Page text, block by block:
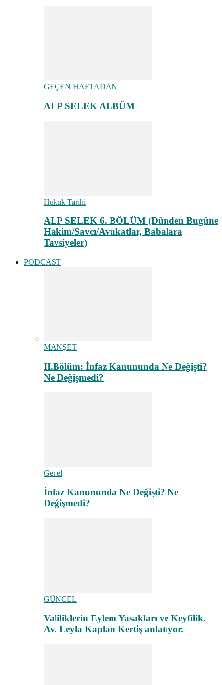
GEÇEN HAFTADAN
ALP SELEK ALBÜM
Hukuk Tarihi
ALP SELEK 6. BÖLÜM (Dünden Bugüne
Hakim/Savcı/Avukatlar, Babalara
Tavsiyeler)
PODCAST
MANŞET
II.Bölüm: İnfaz Kanununda Ne Değişti?
Ne Değişmedi?
Genel
İnfaz Kanununda Ne Değişti? Ne
Değişmedi?
GÜNCEL
Valiliklerin Eylem Yasakları ve Keyfilik.
Av. Leyla Kaplan Kertiş anlatıyor.